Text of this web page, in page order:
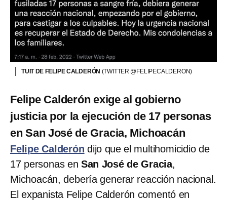
TUIT DE FELIPE CALDERÓN (TWITTER @FELIPECALDERON)
Felipe Calderón exige al gobierno
justicia por la ejecución de 17 personas
en San José de Gracia, Michoacán
Felipe Calderón dijo que el multihomicidio de
17 personas en San José de Gracia,
Michoacán, debería generar reacción nacional.
El expanista Felipe Calderón comentó en